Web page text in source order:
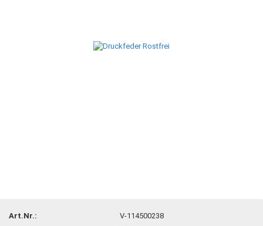
Art.Nr.:
V-114500238